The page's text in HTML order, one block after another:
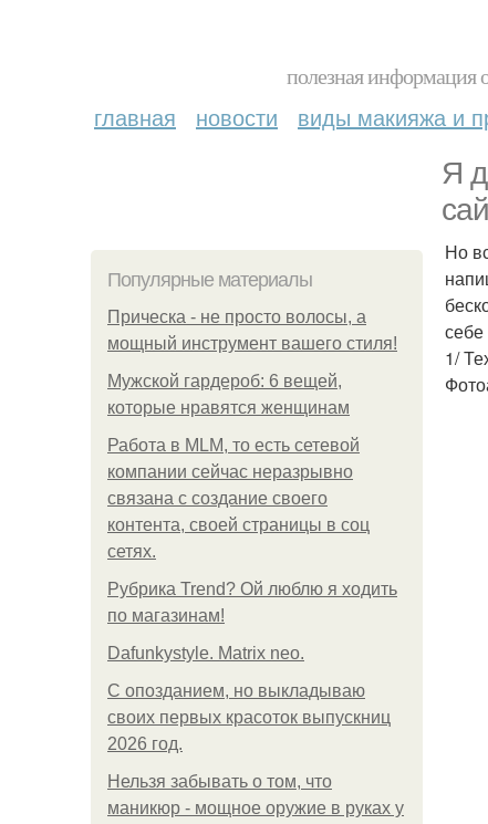
полезная информация
главная новости виды макияжа и
Я
Популярные материалы
Прическа - не просто волосы, а
мощный инструмент вашего стиля!
Мужской гардероб: 6 вещей,
которые нравятся женщинам
Работа в MLM, то есть сетевой
компании сейчас неразрывно
связана с создание своего
контента, своей страницы в соц
сетях.
Рубрика Trend? Ой люблю я ходить
по магазинам!
Dafunkystyle. Matrix neo.
С опозданием, но выкладываю
своих первых красоток выпускниц
2026 год.
Нельзя забывать о том, что
маникюр - мощное оружие в руках у
Но
1/